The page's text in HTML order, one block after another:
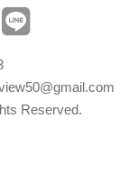
Reserved.